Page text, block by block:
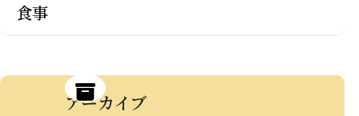
食事
アーカイブ